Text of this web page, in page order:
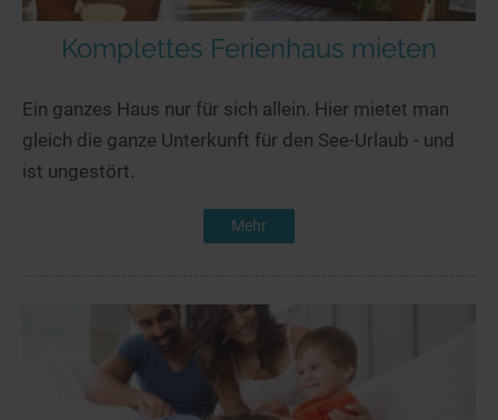
Komplettes Ferienhaus mieten
Ein ganzes Haus nur für sich allein. Hier mietet man
gleich die ganze Unterkunft für den See-Urlaub - und
ist ungestört.
Mehr